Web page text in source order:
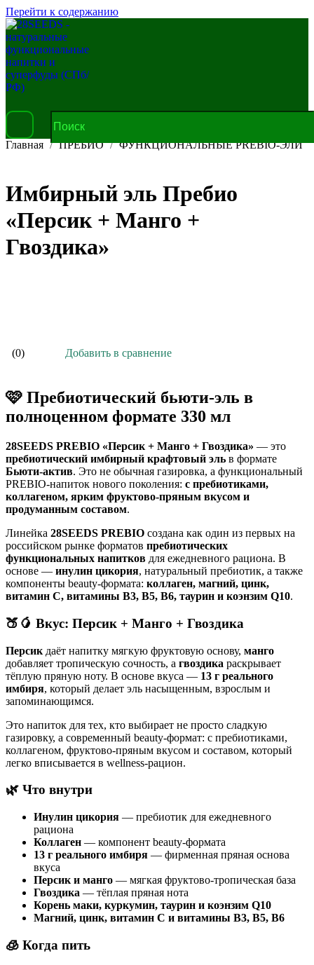
Перейти к содержанию
Главная ПРЕБИО ФУНКЦИОНАЛЬНЫЕ PREBIO-ЭЛИ
Имбирный эль Пребио
«Персик + Манго +
Гвоздика»
(0) Добавить в сравнение
🩷 Пребиотический бьюти-эль в
полноценном формате 330 мл
28SEEDS PREBIO «Персик + Манго + Гвоздика» — это
пребиотический имбирный крафтовый эль в формате
Бьюти-актив. Это не обычная газировка, а функциональный
PREBIO-напиток нового поколения: с пребиотиками,
коллагеном, ярким фруктово-пряным вкусом и
продуманным составом.
Линейка 28SEEDS PREBIO создана как один из первых на
российском рынке форматов пребиотических
функциональных напитков для ежедневного рациона. В
основе — инулин цикория, натуральный пребиотик, а также
компоненты beauty-формата: коллаген, магний, цинк,
витамин C, витамины B3, B5, B6, таурин и коэнзим Q10.
🍑🥭 Вкус: Персик + Манго + Гвоздика
Персик даёт напитку мягкую фруктовую основу, манго
добавляет тропическую сочность, а гвоздика раскрывает
тёплую пряную ноту. В основе вкуса — 13 г реального
имбиря, который делает эль насыщенным, взрослым и
запоминающимся.
Это напиток для тех, кто выбирает не просто сладкую
газировку, а современный beauty-формат: с пребиотиками,
коллагеном, фруктово-пряным вкусом и составом, который
легко вписывается в wellness-рацион.
🌿 Что внутри
Инулин цикория — пребиотик для ежедневного
рациона
Коллаген — компонент beauty-формата
13 г реального имбиря — фирменная пряная основа
вкуса
Персик и манго — мягкая фруктово-тропическая база
Гвоздика — тёплая пряная нота
Корень маки, куркумин, таурин и коэнзим Q10
Магний, цинк, витамин C и витамины B3, B5, B6
🧊 Когда пить